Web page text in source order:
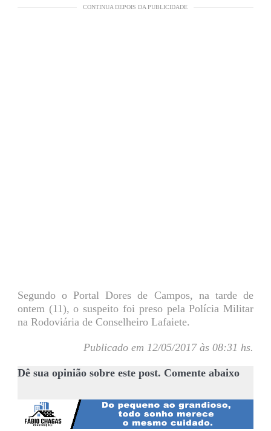
CONTINUA DEPOIS DA PUBLICIDADE
Segundo o Portal Dores de Campos, na tarde de
ontem (11), o suspeito foi preso pela Polícia Militar
na Rodoviária de Conselheiro Lafaiete.
Publicado em 12/05/2017 às 08:31 hs.
Dê sua opinião sobre este post. Comente abaixo